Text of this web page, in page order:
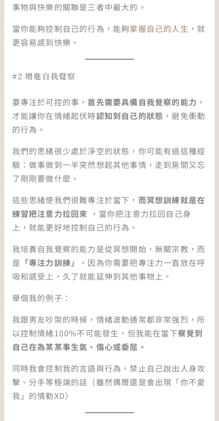
事物與快樂的關聯是三者中最大的。
當你能夠控制自己的行為，能夠掌握自己的人生 ，就
更容易感到快樂。
#2 增進自我覺察
要專注於可控的事，首先需要具備自我覺察的能力 ，
才能讓你在情緒起伏時認知到自己的狀態 ，避免衝動
的行為。
我們的思緒很少處於淨空的狀態，你可能有過這種經
驗：做事做到一半突然想起其他事情，走到房間又忘
了剛剛要做什麼。
這些思緒使我們很難專注於當下， 而冥想訓練就是在
練習把注意力拉回來 ，當你把注意力拉回自己身
上，就能更好地控制自己的行為。
我培養自我覺察的能力是從冥想開始，無關宗教，而
是 「專注力訓練」
，因為你需要把專注力一直放在呼
吸和感受上，久了就能延伸到其他事物上。
舉個我的例子：
我跟男友吵架的時候，情緒波動通常都非常強烈，所
以控制情緒100%不可能發生，但我能在當下察覺到
自己在為某某事生氣、傷心或委屈。
同時我會控制我的言語與行為，禁止自己說出人身攻
擊、分手等極端的話（雖然偶爾還是會出現「你不愛
我」的情勒XD）